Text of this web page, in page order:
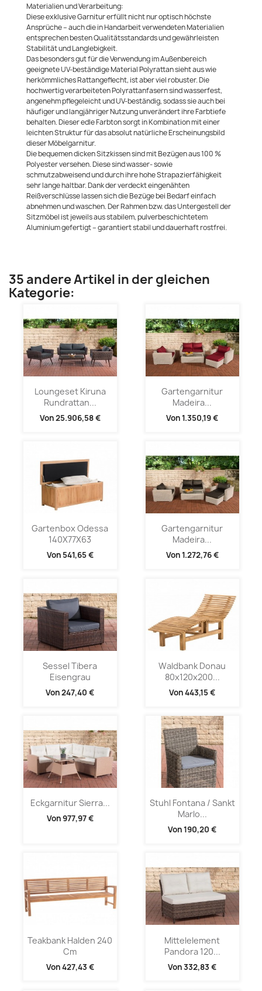
Materialien und Verarbeitung:
Diese exklusive Garnitur erfüllt nicht nur optisch höchste
Ansprüche – auch die in Handarbeit verwendeten Materialien
entsprechen besten Qualitätsstandards und gewährleisten
Stabilität und Langlebigkeit.
Das besonders gut für die Verwendung im Außenbereich
geeignete UV-beständige Material Polyrattan sieht aus wie
herkömmliches Rattangeflecht, ist aber viel robuster. Die
hochwertig verarbeiteten Polyrattanfasern sind wasserfest,
angenehm pflegeleicht und UV-beständig, sodass sie auch bei
häufiger und langjähriger Nutzung unverändert ihre Farbtiefe
behalten. Dieser edle Farbton sorgt in Kombination mit einer
leichten Struktur für das absolut natürliche Erscheinungsbild
dieser Möbelgarnitur.
Die bequemen dicken Sitzkissen sind mit Bezügen aus 100 %
Polyester versehen. Diese sind wasser- sowie
schmutzabweisend und durch ihre hohe Strapazierfähigkeit
sehr lange haltbar. Dank der verdeckt eingenähten
Reißverschlüsse lassen sich die Bezüge bei Bedarf einfach
abnehmen und waschen. Der Rahmen bzw. das Untergestell der
Sitzmöbel ist jeweils aus stabilem, pulverbeschichtetem
Aluminium gefertigt – garantiert stabil und dauerhaft rostfrei.
35 andere Artikel in der gleichen
Kategorie:
Loungeset Kiruna
Rundrattan...
Von25.906,58 €
Gartengarnitur
Madeira...
Von1.350,19 €
Gartenbox Odessa
140X77X63
Von 541,65 €
Gartengarnitur
Madeira...
Von1.272,76 €
Sessel Tibera
Eisengrau
Von247,40 €
Waldbank Donau
80x120x200...
Von443,15 €
Eckgarnitur Sierra...
Von977,97 €
Stuhl Fontana / Sankt
Marlo...
Von190,20 €
Teakbank Halden 240
Cm
Von427,43 €
Mittelelement
Pandora 120...
Von332,83 €